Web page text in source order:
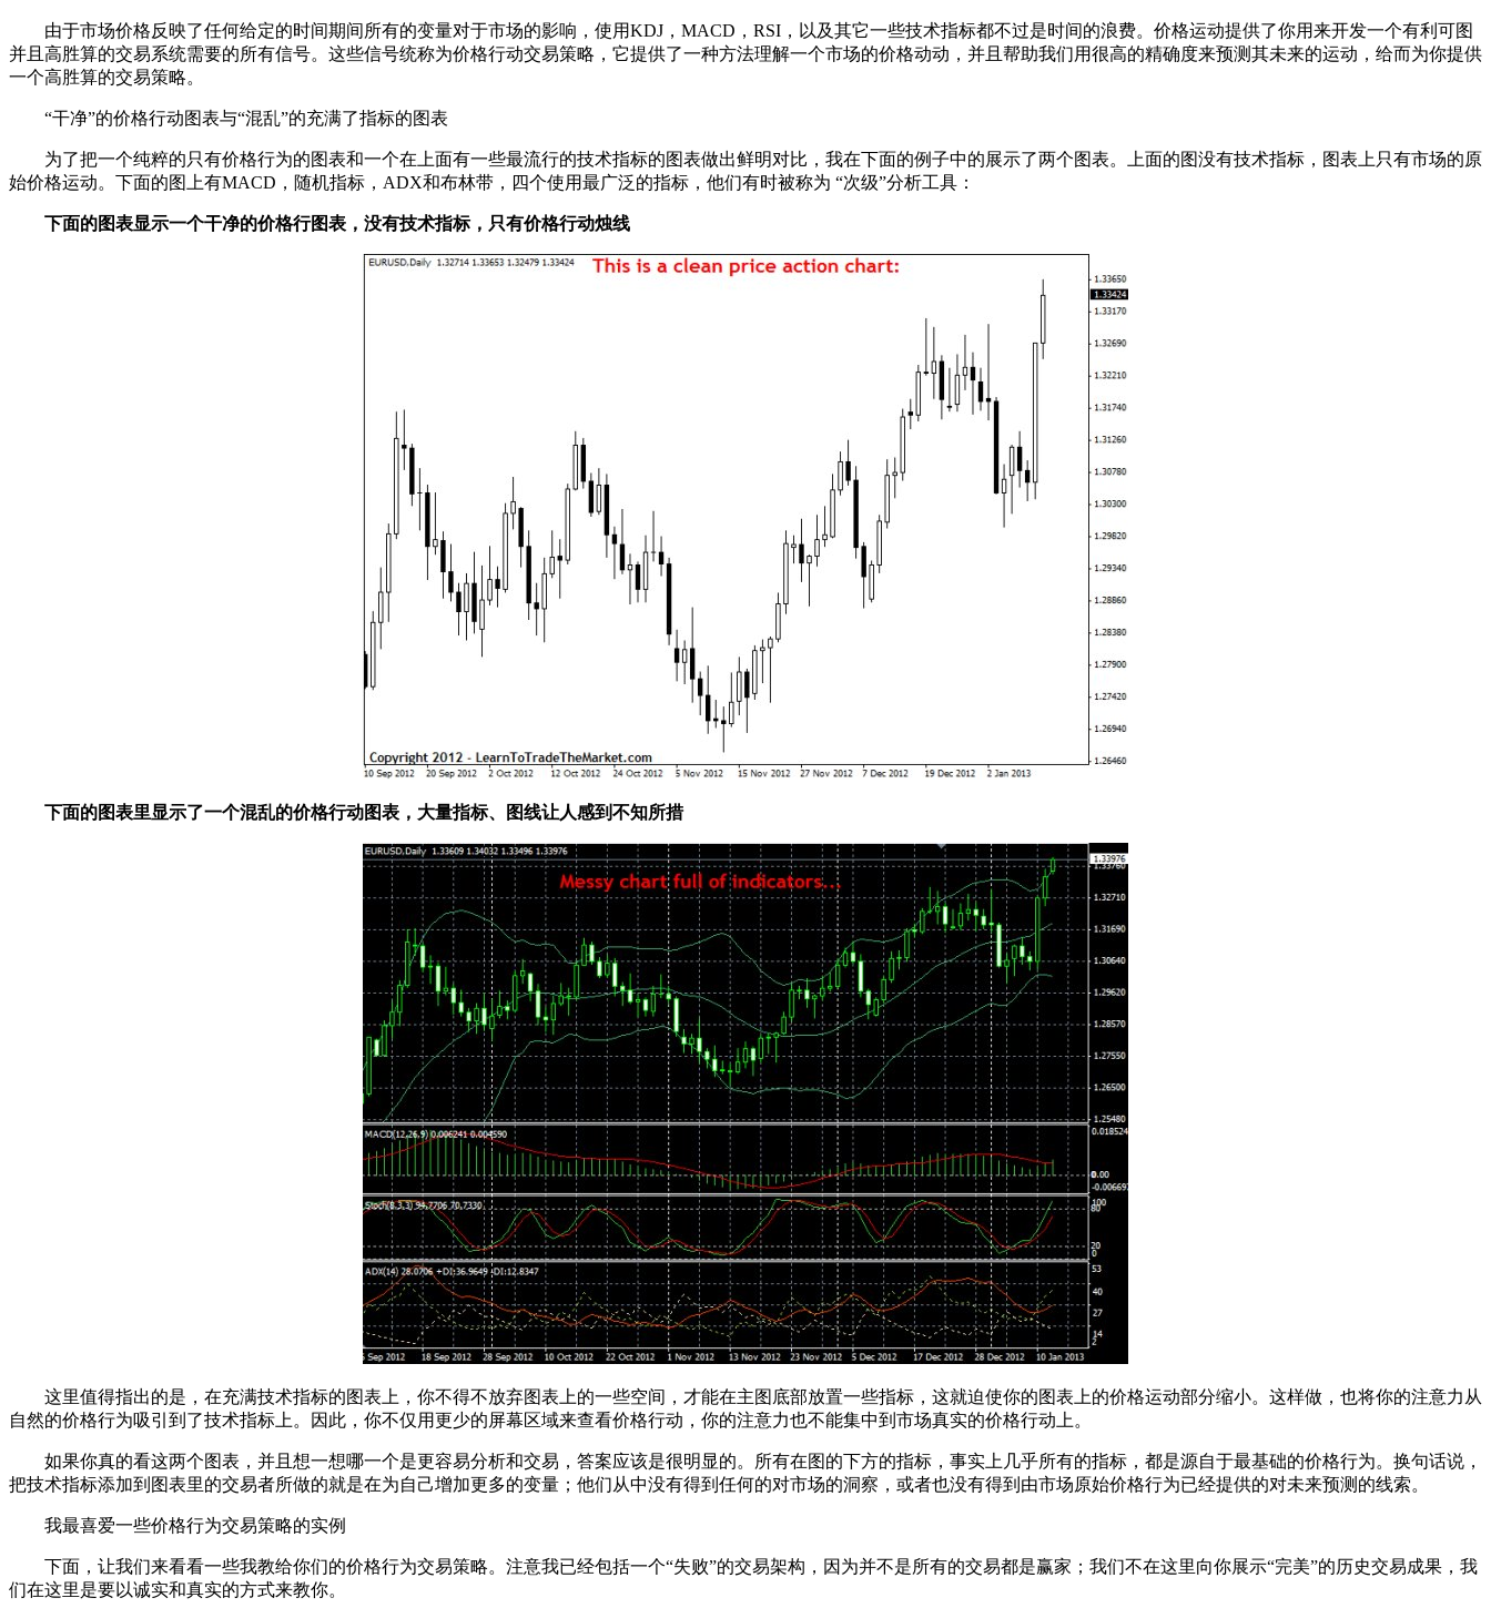
由于市场价格反映了任何给定的时间期间所有的变量对于市场的影响，使用KDJ，MACD，RSI，以及其它一些技术指标都不过是时间的浪费。价格运动提供了你用来开发一个有利可图
并且高胜算的交易系统需要的所有信号。这些信号统称为价格行动交易策略，它提供了一种方法理解一个市场的价格动动，并且帮助我们用很高的精确度来预测其未来的运动，给而为你提供
一个高胜算的交易策略。
“干净”的价格行动图表与“混乱”的充满了指标的图表
为了把一个纯粹的只有价格行为的图表和一个在上面有一些最流行的技术指标的图表做出鲜明对比，我在下面的例子中的展示了两个图表。上面的图没有技术指标，图表上只有市场的原
始价格运动。下面的图上有MACD，随机指标，ADX和布林带，四个使用最广泛的指标，他们有时被称为 “次级”分析工具：
下面的图表显示一个干净的价格行图表，没有技术指标，只有价格行动烛线
下面的图表里显示了一个混乱的价格行动图表，大量指标、图线让人感到不知所措
这里值得指出的是，在充满技术指标的图表上，你不得不放弃图表上的一些空间，才能在主图底部放置一些指标，这就迫使你的图表上的价格运动部分缩小。这样做，也将你的注意力从
自然的价格行为吸引到了技术指标上。因此，你不仅用更少的屏幕区域来查看价格行动，你的注意力也不能集中到市场真实的价格行动上。
如果你真的看这两个图表，并且想一想哪一个是更容易分析和交易，答案应该是很明显的。所有在图的下方的指标，事实上几乎所有的指标，都是源自于最基础的价格行为。换句话说，
把技术指标添加到图表里的交易者所做的就是在为自己增加更多的变量；他们从中没有得到任何的对市场的洞察，或者也没有得到由市场原始价格行为已经提供的对未来预测的线索。
我最喜爱一些价格行为交易策略的实例
下面，让我们来看看一些我教给你们的价格行为交易策略。注意我已经包括一个“失败”的交易架构，因为并不是所有的交易都是赢家；我们不在这里向你展示“完美”的历史交易成果，我
们在这里是要以诚实和真实的方式来教你。